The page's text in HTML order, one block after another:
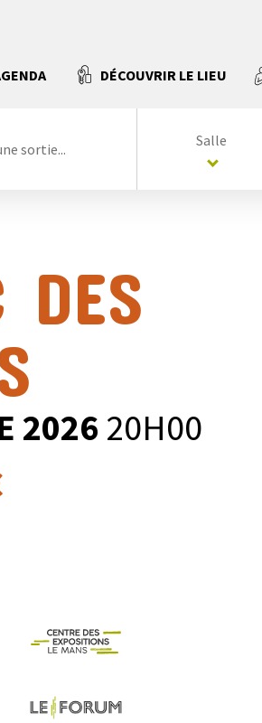
DÉCOUVRIR LE LIEU
Salle
DES
2026 20H00